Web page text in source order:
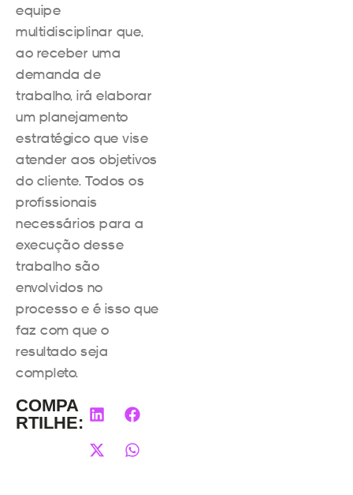
equipe
multidisciplinar que,
ao receber uma
demanda de
trabalho, irá elaborar
um planejamento
estratégico que vise
atender aos objetivos
do cliente. Todos os
profissionais
necessários para a
execução desse
trabalho são
envolvidos no
processo e é isso que
faz com que o
resultado seja
completo.
COMPA
RTILHE: